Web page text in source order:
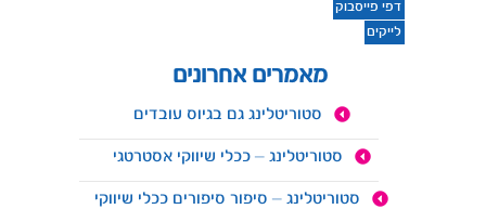
דפי פייסבוק
לייקים
מאמרים אחרונים
סטוריטלינג גם בגיוס עובדים
סטוריטלינג – ככלי שיווקי אסטרטגי
סטוריטלינג – סיפור סיפורים ככלי שיווקי